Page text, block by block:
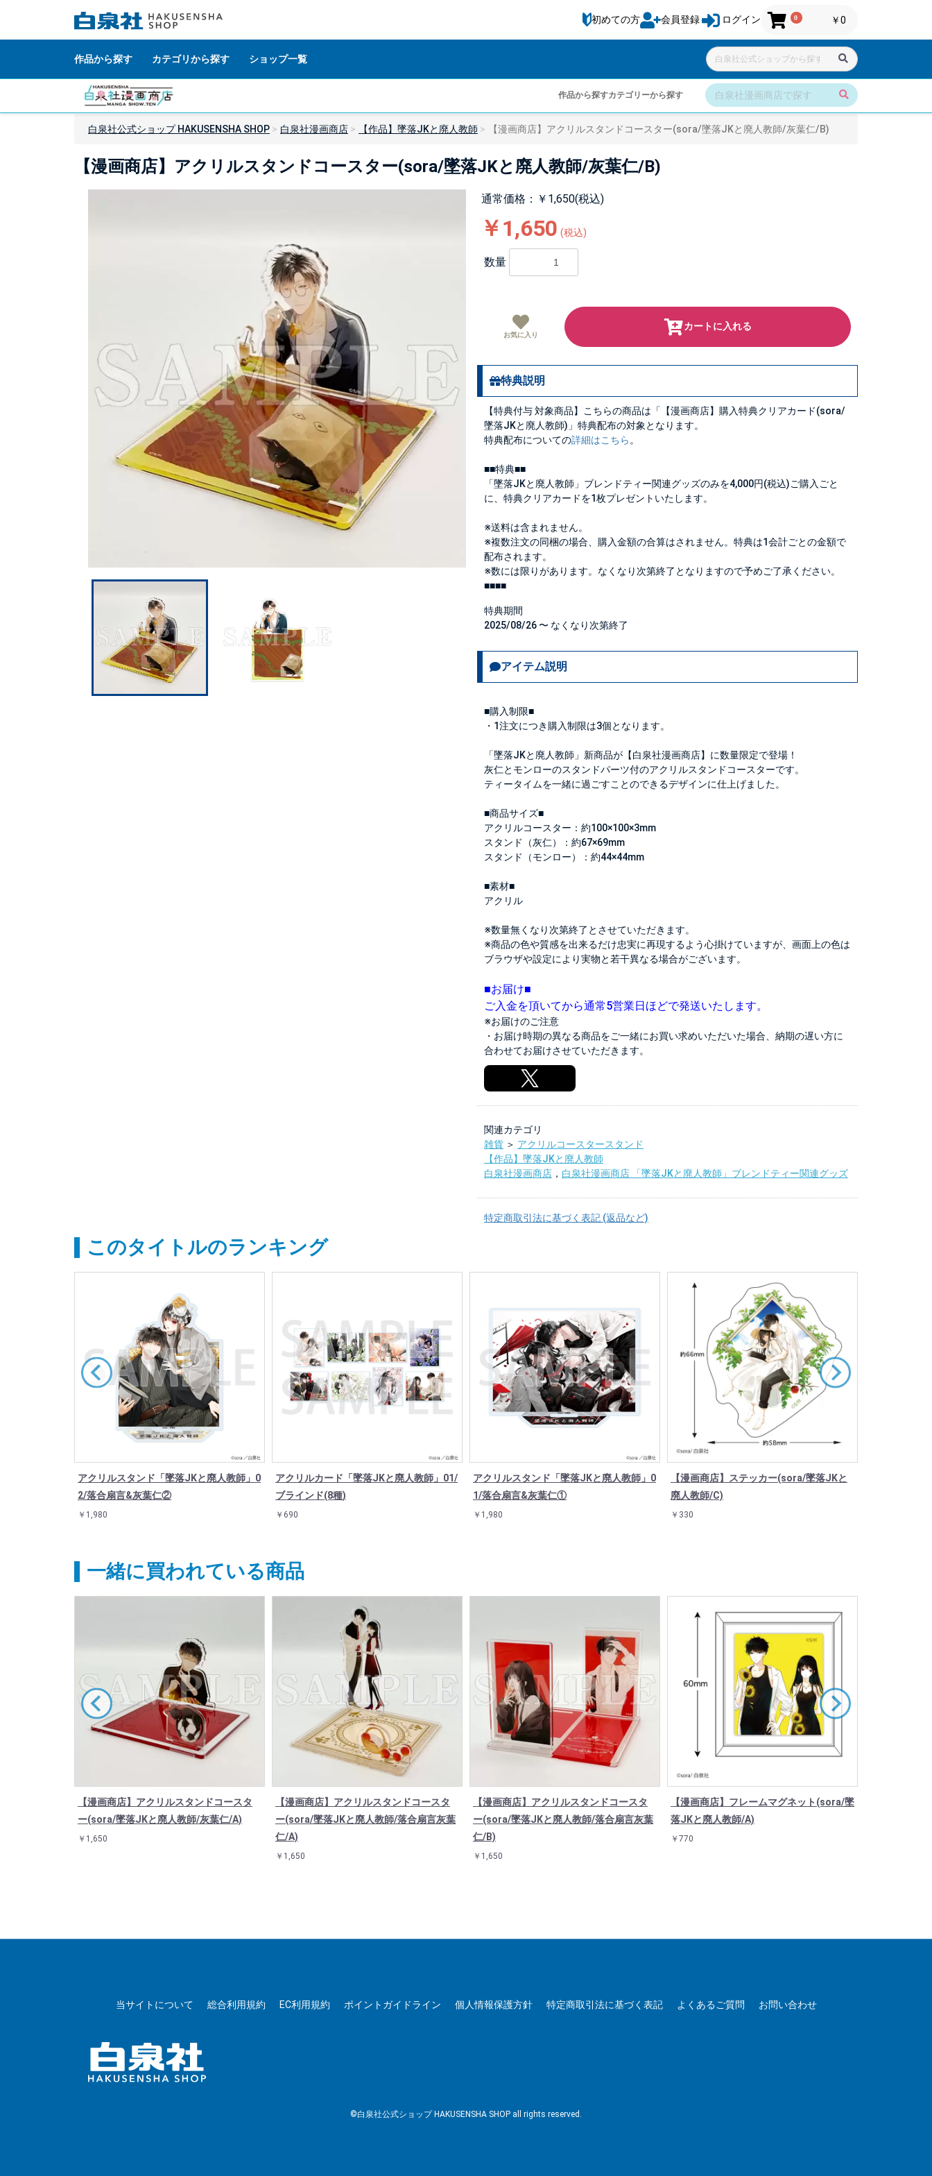
初めての方 会員登録 ログイン 0 ￥0
作品から探す カテゴリから探す ショップ一覧
作品から探すカテゴリーから探す
白泉社公式ショップ HAKUSENSHA SHOP 白泉社漫画商店 【作品】墜落JKと廃人教師 【漫画商店】アクリルスタンドコースター(sora/墜落JKと廃人教師/灰葉仁/B)
【漫画商店】アクリルスタンドコースター(sora/墜落JKと廃人教師/灰葉仁/B)
通常価格：￥1,650(税込)
￥1,650 (税込)
お気に入り
カートに入れる
数量
特典説明
【特典付与 対象商品】こちらの商品は「【漫画商店】購入特典クリアカード(sora/
墜落JKと廃人教師)」特典配布の対象となります。
特典配布についての詳細はこちら 。
■■特典■■
「墜落JKと廃人教師」ブレンドティー関連グッズのみを4,000円(税込)ご購入ごと
に、特典クリアカードを1枚プレゼントいたします。
※送料は含まれません。
※複数注文の同梱の場合、購入金額の合算はされません。特典は1会計ごとの金額で
配布されます。
※数には限りがあります。なくなり次第終了となりますので予めご了承ください。
■■■■
特典期間
2025/08/26 〜 なくなり次第終了
アイテム説明
■購入制限■
・1注文につき購入制限は3個となります。
「墜落JKと廃人教師」新商品が【白泉社漫画商店】に数量限定で登場！
灰仁とモンローのスタンドパーツ付のアクリルスタンドコースターです。
ティータイムを一緒に過ごすことのできるデザインに仕上げました。
■商品サイズ■
アクリルコースター：約100×100×3mm
スタンド（灰仁）：約67×69mm
スタンド（モンロー）：約44×44mm
■素材■
アクリル
※数量無くなり次第終了とさせていただきます。
※商品の色や質感を出来るだけ忠実に再現するよう心掛けていますが、画面上の色は
ブラウザや設定により実物と若干異なる場合がございます。
■お届け■
ご入金を頂いてから通常5営業日ほどで発送いたします。
※お届けのご注意
・お届け時期の異なる商品をご一緒にお買い求めいただいた場合、納期の遅い方に
合わせてお届けさせていただきます。
関連カテゴリ
雑貨 ＞ アクリルコースタースタンド
【作品】墜落JKと廃人教師
白泉社漫画商店 ， 白泉社漫画商店 「墜落JKと廃人教師」ブレンドティー関連グッズ
特定商取引法に基づく表記 (返品など)
このタイトルのランキング
アクリルスタンド「墜落JKと廃人教師」0
2/落合扇言&灰葉仁②
￥1,980
アクリルカード「墜落JKと廃人教師」01/
ブラインド(8種)
￥690
アクリルスタンド「墜落JKと廃人教師」0
1/落合扇言&灰葉仁①
￥1,980
【漫画商店】ステッカー(sora/墜落JKと
廃人教師/C)
￥330
一緒に買われている商品
【漫画商店】アクリルスタンドコースタ
ー(sora/墜落JKと廃人教師/灰葉仁/A)
￥1,650
【漫画商店】アクリルスタンドコースタ
ー(sora/墜落JKと廃人教師/落合扇言灰葉
仁/A)
￥1,650
【漫画商店】アクリルスタンドコースタ
ー(sora/墜落JKと廃人教師/落合扇言灰葉
仁/B)
￥1,650
【漫画商店】フレームマグネット(sora/墜
落JKと廃人教師/A)
￥770
当サイトについて 総合利用規約 EC利用規約 ポイントガイドライン 個人情報保護方針 特定商取引法に基づく表記 よくあるご質問 お問い合わせ
©白泉社公式ショップ HAKUSENSHA SHOP all rights reserved.